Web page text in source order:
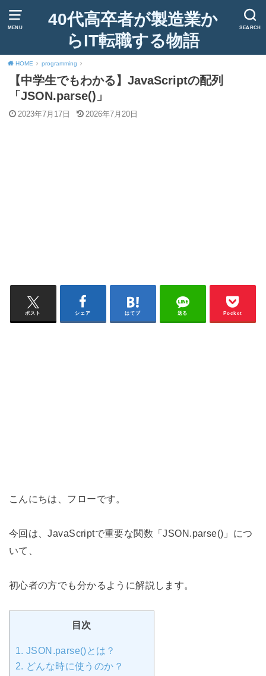
MENU SEARCH
40代高卒者が製造業か
らIT転職する物語
HOME programming
【中学生でもわかる】JavaScriptの配列
「JSON.parse()」
2023年7月17日 2026年7月20日
ポスト シェア はてブ 送る Pocket
こんにちは、フローです。
今回は、JavaScriptで重要な関数「JSON.parse()」につ
いて、
初心者の方でも分かるように解説します。
目次
1. JSON.parse()とは？
2. どんな時に使うのか？